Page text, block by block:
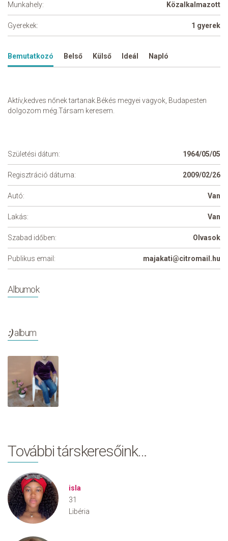
Munkahely: Közalkalmazott
Gyerekek: 1 gyerek
Bemutatkozó Belső Külső Ideál Napló
Aktív,kedves nőnek tartanak.Békés megyei vagyok, Budapesten
dolgozom még.Társam keresem.
Születési dátum: 1964/05/05
Regisztráció dátuma: 2009/02/26
Autó: Van
Lakás: Van
Szabad időben: Olvasok
Publikus email: majakati@citromail.hu
Albumok
:)album
További társkeresőink…
isla
31
Libéria